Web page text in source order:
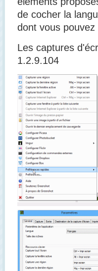
de cocher la
dont vous pouvez
Les captures
1.2.9.104